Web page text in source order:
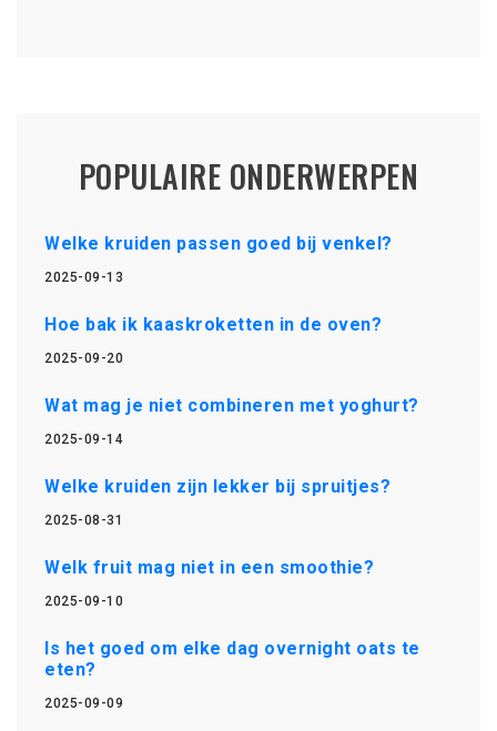
POPULAIRE ONDERWERPEN
Welke kruiden passen goed bij venkel?
2025-09-13
Hoe bak ik kaaskroketten in de oven?
2025-09-20
Wat mag je niet combineren met yoghurt?
2025-09-14
Welke kruiden zijn lekker bij spruitjes?
2025-08-31
Welk fruit mag niet in een smoothie?
2025-09-10
Is het goed om elke dag overnight oats te
eten?
2025-09-09